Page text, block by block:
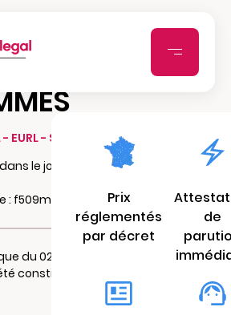
- SCI - SCA - SCCV
le journal Le Moniteur
f509mfd31c
du 02/12/2016 reçu par
constitué une
Prix
réglementés
par décret
de